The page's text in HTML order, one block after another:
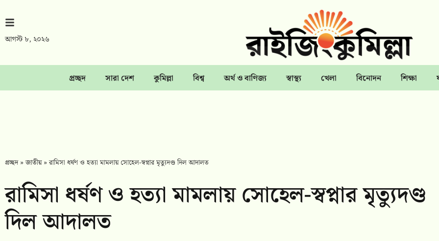
আগস্ট ৮, ২০২৬
প্রচ্ছদ সারা দেশ কুমিল্লা বিশ্ব অর্থ ও বাণিজ্য স্বাস্থ্য খেলা বিনোদন শিক্ষা
প্রচ্ছদ»জাতীয়»রামিসা ধর্ষণ ও হত্যা মামলায় সোহেল-স্বপ্নার মৃত্যুদণ্ড দিল আদালত
রামিসা ধর্ষণ ও হত্যা মামলায় সোহেল-স্বপ্নার মৃত্যুদণ্ড
দিল আদালত